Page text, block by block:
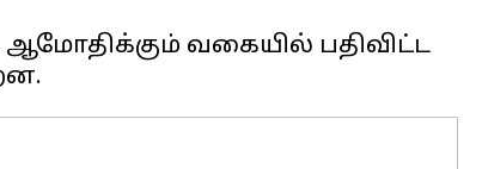
ஆமோதிக்கும் வகையில் பதிவிட்ட